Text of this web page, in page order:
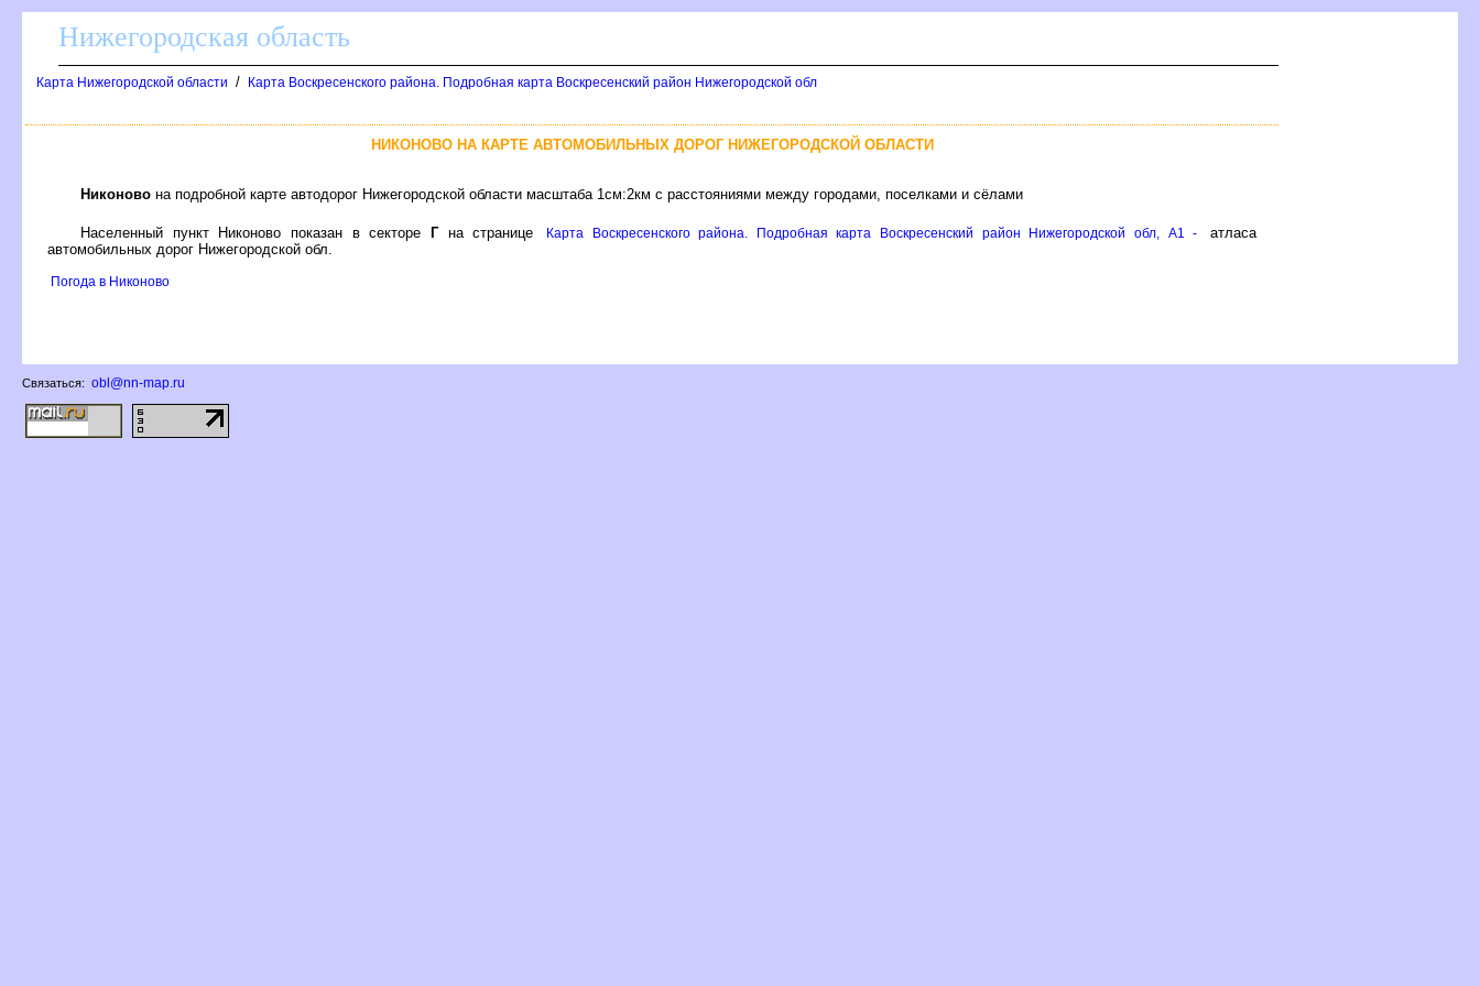
Нижегородская область
Карта Нижегородской области / Карта Воскресенского района. Подробная карта Воскресенский район Нижегородской обл
НИКОНОВО НА КАРТЕ АВТОМОБИЛЬНЫХ ДОРОГ НИЖЕГОРОДСКОЙ ОБЛАСТИ
Никоново на подробной карте автодорог Нижегородской области масштаба 1см:2км с расстояниями между городами, поселками и сёлами
Населенный пункт Никоново показан в секторе Гна странице Карта Воскресенского района. Подробная карта Воскресенский район Нижегородской обл, A1 -
атласа
автомобильных дорог Нижегородской обл.
Погода в Никоново
Связаться: obl@nn-map.ru